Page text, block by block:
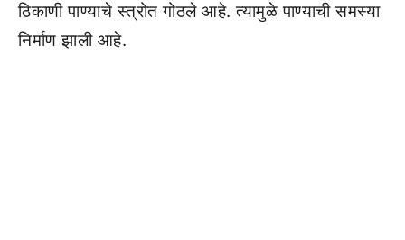
ठिकाणी पाण्याचे स्त्रोत गोठले आहे. त्यामुळे पाण्याची समस्या
निर्माण झाली आहे.